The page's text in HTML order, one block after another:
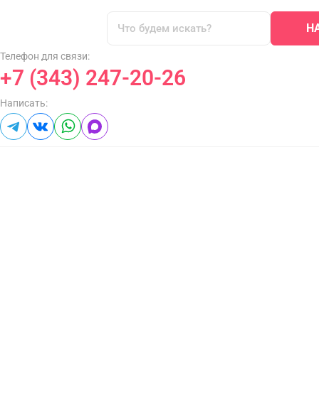
Телефон для связи:
+7 (343) 247-20-26
Написать: